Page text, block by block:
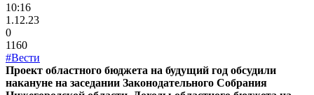
10:16
1.12.23
0
1160
#Вести
Проект областного бюджета на будущий год обсудили
накануне на заседании Законодательного Собрания